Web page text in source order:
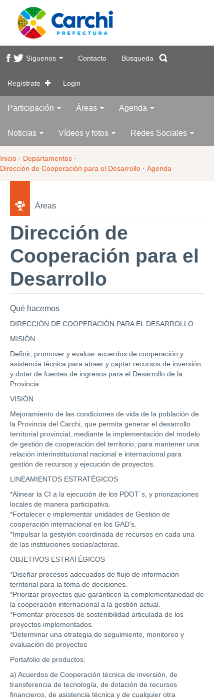
Síguenos Contacto Búsqueda
Regístrate Login
Participación Áreas Agenda
Noticias Vídeos y fotos Redes Sociales
Inicio · Departamentos ·
Dirección de Cooperación para el Desarrollo · Agenda
Áreas
Dirección de
Cooperación para el
Desarrollo
Qué hacemos
DIRECCIÓN DE COOPERACIÓN PARA EL DESARROLLO
MISIÓN
Definir, promover y evaluar acuerdos de cooperación y
asistencia técnica para atraer y captar recursos de inversión
y dotar de fuentes de ingresos para el Desarrollo de la
Provincia.
VISIÓN
Mejoramiento de las condiciones de vida de la población de
la Provincia del Carchi, que permita generar el desarrollo
territorial provincial, mediante la implementación del modelo
de gestión de cooperación del territorio, para mantener una
relación interinstitucional nacional e internacional para
gestión de recursos y ejecución de proyectos.
LINEAMIENTOS ESTRATÉGICOS
*Alinear la CI a la ejecución de los PDOT´s, y priorizaciones
locales de manera participativa.
*Fortalecer e implementar unidades de Gestión de
cooperación internacional en los GAD's.
*Impulsar la gestyión coordinada de recursos en cada una
de las instituciones socias/actoras.
OBJETIVOS ESTRATÉGICOS
*Diseñar procesos adecuados de flujo de información
territorial para la toma de decisiones.
*Priorizar proyectos que garanticen la complementariedad de
la cooperación internacional a la gestión actual.
*Fomentar procesos de sostenibilidad articulada de los
proyectos implementados.
*Determinar una etrategia de seguimiento, monitoreo y
evaluación de proyectos
Portafolio de productos:
a) Acuerdos de Cooperación técnica de inversión, de
transferencia de tecnología, de dotación de recursos
financieros, de asistencia técnica y de cualquier otra